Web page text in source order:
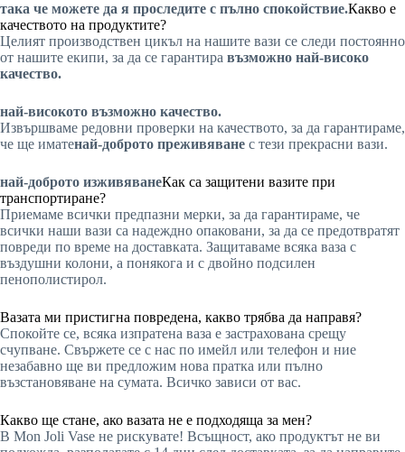
така че можете да я проследите с пълно спокойствие.Какво е
качеството на продуктите?
Целият производствен цикъл на нашите вази се следи постоянно
от нашите екипи, за да се гарантира възможно най-високо
качество.
най-високото възможно качество.
Извършваме редовни проверки на качеството, за да гарантираме,
че ще иматенай-доброто преживяване с тези прекрасни вази.
най-доброто изживяванеКак са защитени вазите при
транспортиране?
Приемаме всички предпазни мерки, за да гарантираме, че
всички наши вази са надеждно опаковани, за да се предотвратят
повреди по време на доставката. Защитаваме всяка ваза с
въздушни колони, а понякога и с двойно подсилен
пенополистирол.
Вазата ми пристигна повредена, какво трябва да направя?
Спокойте се, всяка изпратена ваза е застрахована срещу
счупване. Свържете се с нас по имейл или телефон и ние
незабавно ще ви предложим нова пратка или пълно
възстановяване на сумата. Всичко зависи от вас.
Какво ще стане, ако вазата не е подходяща за мен?
В Mon Joli Vase не рискувате! Всъщност, ако продуктът не ви